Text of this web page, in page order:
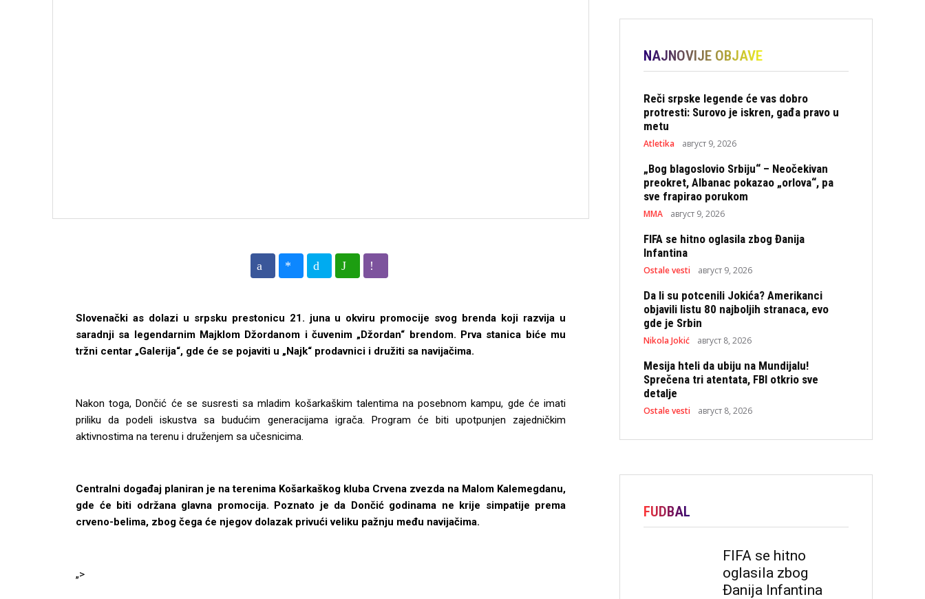
Slovenački as dolazi u srpsku prestonicu 21. juna u okviru promocije svog brenda koji razvija u
saradnji sa legendarnim Majklom Džordanom i čuvenim „Džordan“ brendom. Prva stanica biće mu
tržni centar „Galerija“, gde će se pojaviti u „Najk“ prodavnici i družiti sa navijačima.
Nakon toga, Dončić će se susresti sa mladim košarkaškim talentima na posebnom kampu, gde će imati
priliku da podeli iskustva sa budućim generacijama igrača. Program će biti upotpunjen zajedničkim
aktivnostima na terenu i druženjem sa učesnicima.
Centralni događaj planiran je na terenima Košarkaškog kluba Crvena zvezda na Malom Kalemegdanu,
gde će biti održana glavna promocija. Poznato je da Dončić godinama ne krije simpatije prema
crveno-belima, zbog čega će njegov dolazak privući veliku pažnju među navijačima.
„>
NAJNOVIJE OBJAVE
Reči srpske legende će vas dobro
protresti: Surovo je iskren, gađa pravo u
metu
Atletika август 9, 2026
„Bog blagoslovio Srbiju“ – Neočekivan
preokret, Albanac pokazao „orlova“, pa
sve frapirao porukom
MMA август 9, 2026
FIFA se hitno oglasila zbog Đanija
Infantina
Ostale vesti август 9, 2026
Da li su potcenili Jokića? Amerikanci
objavili listu 80 najboljih stranaca, evo
gde je Srbin
Nikola Jokić август 8, 2026
Mesija hteli da ubiju na Mundijalu!
Sprečena tri atentata, FBI otkrio sve
detalje
Ostale vesti август 8, 2026
FUDBAL
FIFA se hitno
oglasila zbog
Đanija Infantina